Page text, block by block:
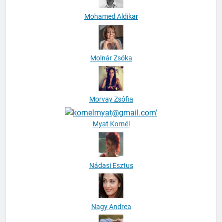
Mohamed Aldikar
Molnár Zsóka
Morvay Zsófia
Myat Kornél
Nádasi Esztus
Nagy Andrea